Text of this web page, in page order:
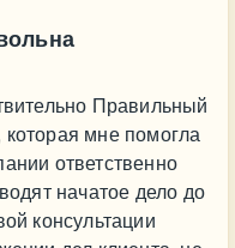
Правильный
мне помогла
ответственно
начатое дело до
консультации